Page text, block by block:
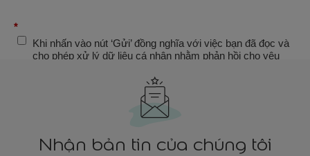
Nhận bản tin của chúng tôi